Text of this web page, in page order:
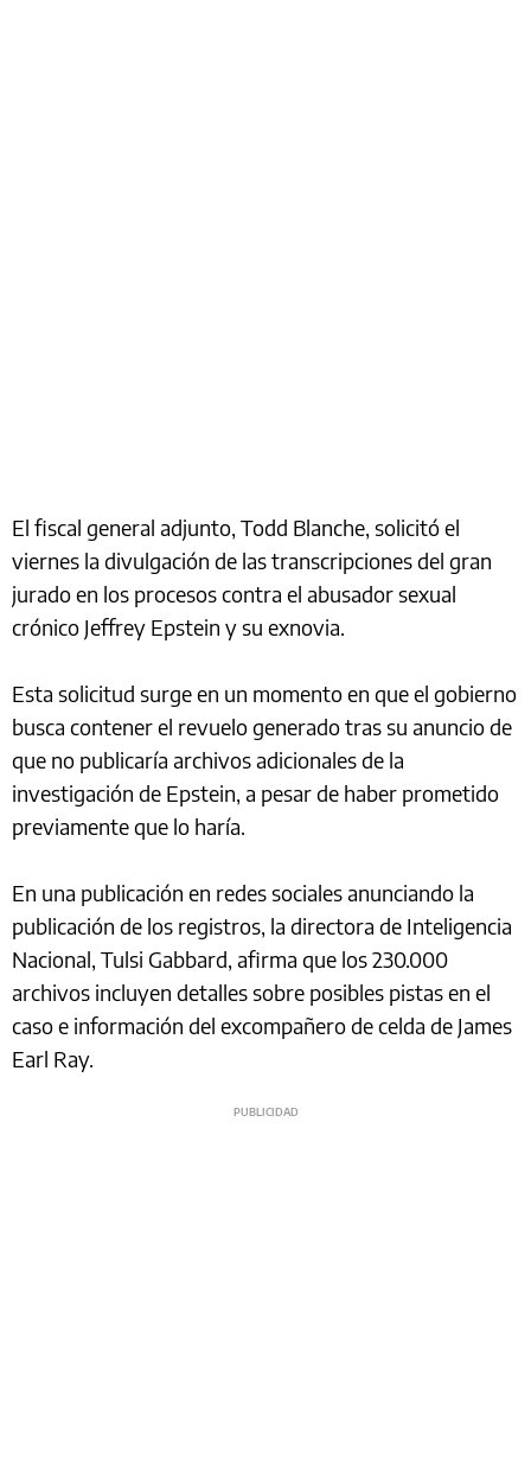
El fiscal general adjunto, Todd Blanche, solicitó el
viernes la divulgación de las transcripciones del gran
jurado en los procesos contra el abusador sexual
crónico Jeffrey Epstein y su exnovia.
Esta solicitud surge en un momento en que el gobierno
busca contener el revuelo generado tras su anuncio de
que no publicaría archivos adicionales de la
investigación de Epstein, a pesar de haber prometido
previamente que lo haría.
En una publicación en redes sociales anunciando la
publicación de los registros, la directora de Inteligencia
Nacional, Tulsi Gabbard, afirma que los 230.000
archivos incluyen detalles sobre posibles pistas en el
caso e información del excompañero de celda de James
Earl Ray.